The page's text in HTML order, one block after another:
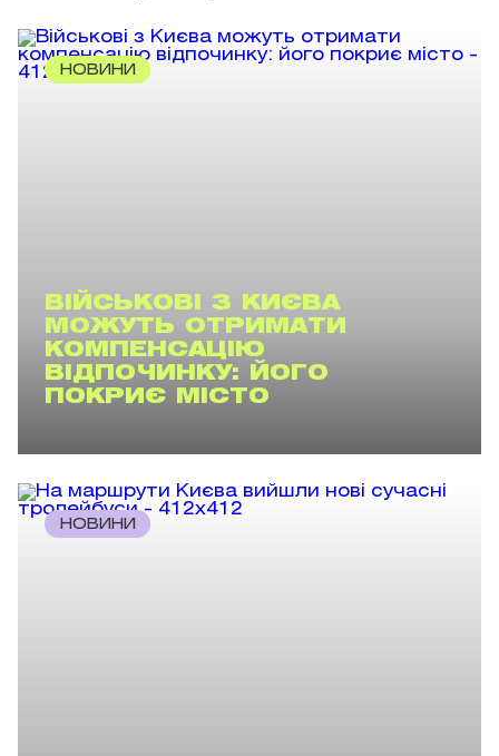
НОВИНИ
ВІЙСЬКОВІ З КИЄВА
МОЖУТЬ ОТРИМАТИ
КОМПЕНСАЦІЮ
ВІДПОЧИНКУ: ЙОГО
ПОКРИЄ МІСТО
НОВИНИ